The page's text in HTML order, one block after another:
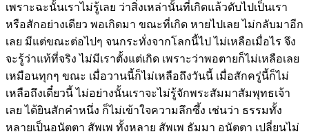
เพราะฉะนั้นเราไม่รู้เลย ว่าสิ่งเหล่านั้นที่เกิดแล้วดับไปเป็นเรา
หรือสักอย่างเดียว พอเกิดมา ขณะที่เกิด หายไปเลย ไม่กลับมาอีก
เลย มีแต่ขณะต่อไปๆ จนกระทั่งจากโลกนี้ไป ไม่เหลือเมื่อไร จึง
จะรู้ว่าแท้ที่จริง ไม่มีเราตั้งแต่เกิด เพราะว่าพอตายก็ไม่เหลือเลย
เหมือนทุกๆ ขณะ เมื่อวานนี้ก็ไม่เหลือถึงวันนี้ เมื่อสักครู่นี้ก็ไม่
เหลือถึงเดี๋ยวนี้ ไม่อย่างนั้นเราจะไม่รู้จักพระสัมมาสัมพุทธเจ้า
เลย ได้ยินสักคำหนึ่ง ก็ไม่เข้าใจความลึกซึ้ง เช่นว่า ธรรมทั้ง
หลายเป็นอนัตตา สัพเพ ทั้งหลาย สัพเพ ธัมมา อนัตตา เปลี่ยนไม่